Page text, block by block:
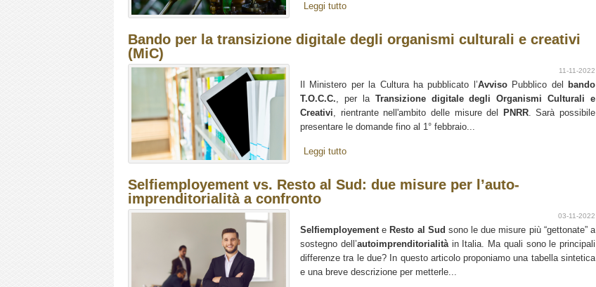
Leggi tutto
Bando per la transizione digitale degli organismi culturali e creativi
(MiC)
11-11-2022
Il Ministero per la Cultura ha pubblicato l’AvvisoPubblico del
bando
T.O.C.C., per la Transizione digitale degli Organismi Culturali e
Creativi, rientrante nell'ambito delle misure del PNRR. Sarà possibile
presentare le domande fino al 1° febbraio...
Leggi tutto
Selfiemployement vs. Resto al Sud: due misure per l’auto-
imprenditorialità a confronto
03-11-2022
Selfiemployemente Resto al Sud sono le due misure più “gettonate” a
sostegno dell’autoimprenditorialitàin Italia. Ma quali sono le principali
differenze tra le due? In questo articolo proponiamo una tabella sintetica
e una breve descrizione per metterle...